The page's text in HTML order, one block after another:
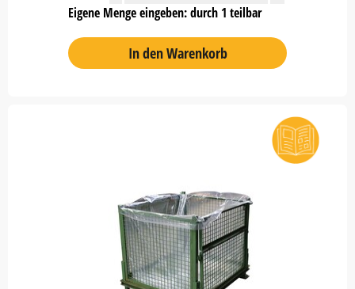
Eigene Menge eingeben: durch 1 teilbar
In den Warenkorb